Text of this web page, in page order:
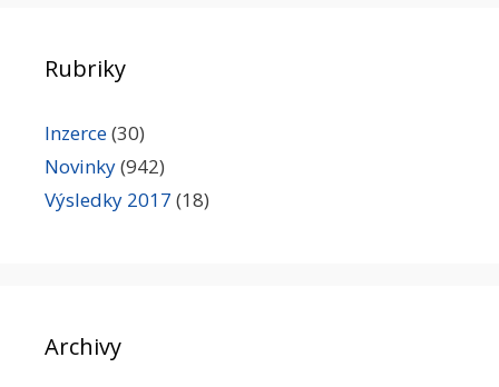
Rubriky
Inzerce(30)
Novinky(942)
Výsledky 2017 (18)
Archivy